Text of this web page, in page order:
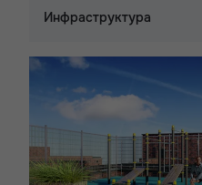
Инфраструктура